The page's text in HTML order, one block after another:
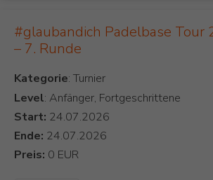
#glaubandich Padelbase Tour
– 7. Runde
Kategorie
Level: Anfänger, Fortgeschrittene
Start:
Ende:
Preis: